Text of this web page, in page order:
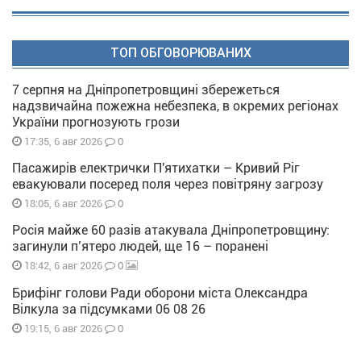
ТОП ОБГОВОРЮВАНИХ
7 серпня на Дніпропетровщині збережеться
надзвичайна пожежна небезпека, в окремих регіонах
України прогнозують грози
17:35, 6 авг 2026 0
Пасажирів електрички П'ятихатки – Кривий Ріг
евакуювали посеред поля через повітряну загрозу
18:05, 6 авг 2026 0
Росія майже 60 разів атакувала Дніпропетровщину:
загинули п’ятеро людей, ще 16 – поранені
18:42, 6 авг 2026 0
Брифінг голови Ради оборони міста Олександра
Вілкула за підсумками 06 08 26
19:15, 6 авг 2026 0